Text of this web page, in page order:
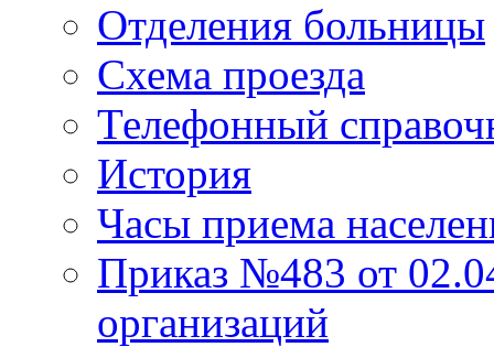
Отделения больницы
Схема проезда
Телефонный
История
Часы приема
Приказ №483 от
организаций